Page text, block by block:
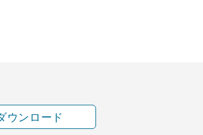
ウンロード